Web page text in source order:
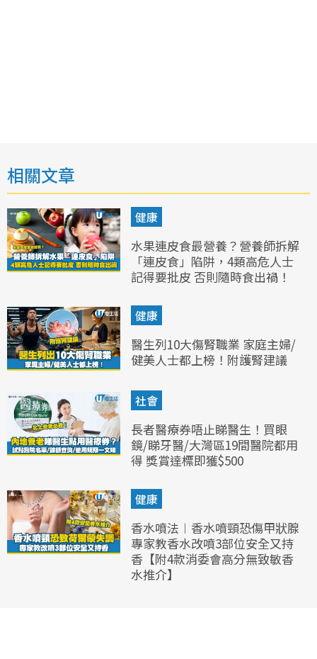
相關文章
健康
水果連皮食最營養？營養師拆解
「連皮食」陷阱，4類高危人士
記得要批皮 否則隨時食出禍！
健康
醫生列10大傷腎職業 家庭主婦/
健美人士都上榜！附護腎建議
社會
長者醫療券唔止睇醫生！買眼
鏡/睇牙醫/大灣區19間醫院都用
得 獎賞達標即獲$500
健康
香水噴法︱香水噴頸恐傷甲狀腺
專家教香水改噴3部位安全又持
香【附4款消委會高分無致敏香
水推介】